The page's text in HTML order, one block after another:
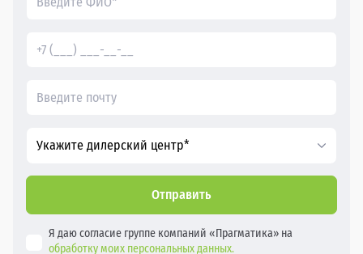
Укажите дилерский центр*
Отправить
Я даю согласие группе компаний «Прагматика» на
обработку моих персональных данных.